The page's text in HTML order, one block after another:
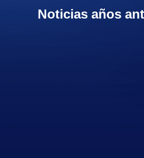
Noticias años